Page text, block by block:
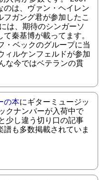
のは、ヴァン・ヘイレン
フガング君が参加したこ
は、期待のシンガーソ
て秦基博が載ってます。
・ベックのグループに当
ィルケンフェルドが参加
な今ではベテランの貫
の本にギターミュージッ
クナンバーが入荷中で
少し違う切り口の記事
譜も多数掲載されていま